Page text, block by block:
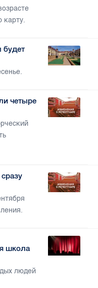
карту.
будет
четыре
школа
людей